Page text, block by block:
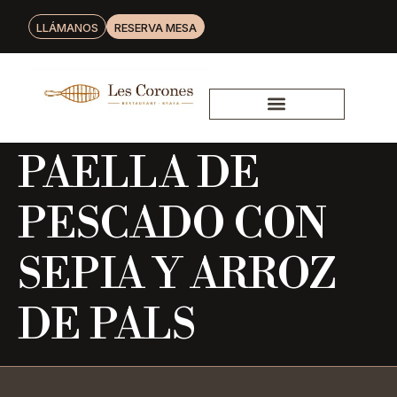
LLÁMANOS RESERVA MESA
PAELLA DE
PESCADO CON
SEPIA Y ARROZ
DE PALS